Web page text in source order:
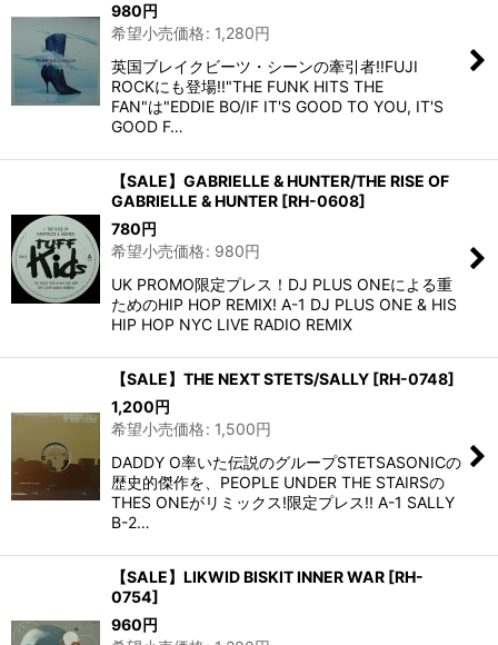
980円
希望小売価格: 1,280円
英国ブレイクビーツ・シーンの牽引者!!FUJI
ROCKにも登場!!"THE FUNK HITS THE
FAN"は"EDDIE BO/IF IT'S GOOD TO YOU, IT'S
GOOD F…
【SALE】GABRIELLE & HUNTER/THE RISE OF
GABRIELLE & HUNTER [RH-0608]
780円
希望小売価格: 980円
UK PROMO限定プレス！DJ PLUS ONEによる重
ためのHIP HOP REMIX! A-1 DJ PLUS ONE & HIS
HIP HOP NYC LIVE RADIO REMIX
【SALE】THE NEXT STETS/SALLY [RH-0748]
1,200円
希望小売価格: 1,500円
DADDY O率いた伝説のグループSTETSASONICの
歴史的傑作を、PEOPLE UNDER THE STAIRSの
THES ONEがリミックス!限定プレス!! A-1 SALLY
B-2…
【SALE】LIKWID BISKIT INNER WAR [RH-
0754]
960円